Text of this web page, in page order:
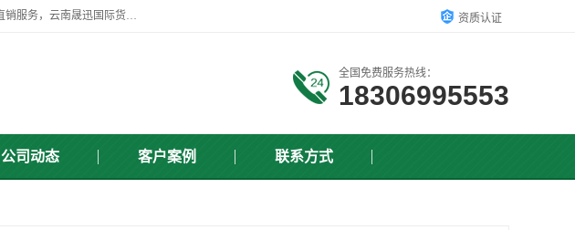
云南晟迅国际货运代理有限公司提供瑞丽口岸、磨憨口岸、腾冲口岸报关、报检，缅甸、老挝物流清关报价、价格、厂家直销服务，云南晟迅国际货运代理有限公司，由一支精通业务、经验丰富、责任心强的专业团队组建于,云南晟迅国际货运代理有限公司商铺。 资质认证
全国免费服务热线：
18306995553
公司动态 客户案例 联系方式